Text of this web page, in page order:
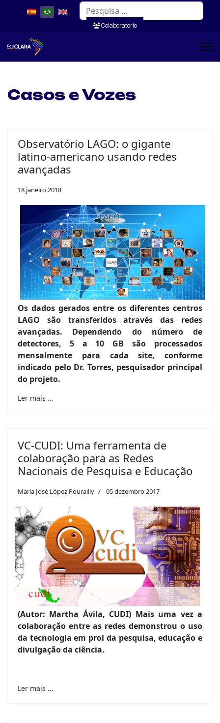
Pesquisar
Colaboratorio
Casos e Vozes
Observatório LAGO: o gigante
latino-americano usando redes
avançadas
18 janeiro 2018
Os dados gerados entre os diferentes centros
LAGO são transferidos através das redes
avançadas. Dependendo do número de
detectores, 5 a 10 GB são processados
mensalmente para cada site, conforme
indicado pelo Dr. Torres, pesquisador principal
do projeto.
Ler mais …
VC-CUDI: Uma ferramenta de
colaboração para as Redes
Nacionais de Pesquisa e Educação
María José López Pourailly 05 dezembro 2017
(Autor: Martha Ávila, CUDI) Mais uma vez a
colaboração entre as redes demonstrou o uso
da tecnologia em prol da pesquisa, educação e
divulgação da ciência.
Ler mais …